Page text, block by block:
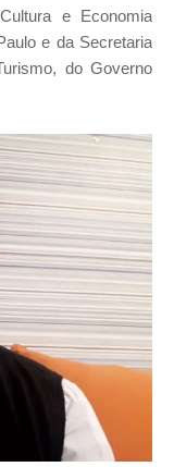
e Economia
e da Secretaria
do Governo